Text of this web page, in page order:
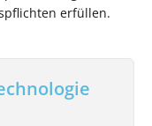
erfüllen.